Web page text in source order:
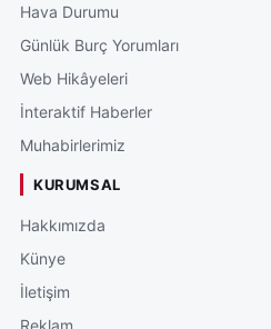
Hava Durumu
Günlük Burç Yorumları
Web Hikâyeleri
İnteraktif Haberler
Muhabirlerimiz
KURUMSAL
Hakkımızda
Künye
İletişim
Reklam